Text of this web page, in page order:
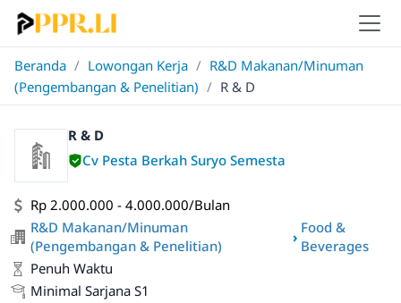
Beranda / Lowongan Kerja / R&D Makanan/Minuman
(Pengembangan & Penelitian) / R & D
R & D
Cv Pesta Berkah Suryo Semesta
Rp 2.000.000 - 4.000.000/Bulan
R&D Makanan/Minuman
(Pengembangan & Penelitian)
›
Food &
Beverages
Penuh Waktu
Minimal Sarjana S1